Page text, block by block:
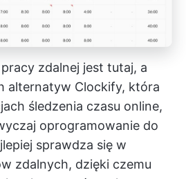
zdalnej jest tutaj, a
alternatyw Clockify, która
śledzenia czasu online,
oprogramowanie do
sprawdza się w
zdalnych, dzięki czemu